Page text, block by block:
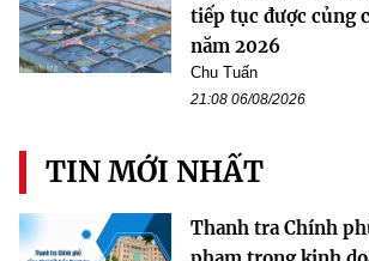
tiếp tục được củng
năm 2026
Chu Tuấn
21:08 06/08/2026
TIN MỚI NHẤT
Thanh tra Chính